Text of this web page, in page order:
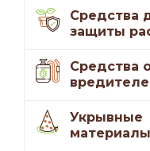
Средства
защиты
Средства
Укрывные
материалы